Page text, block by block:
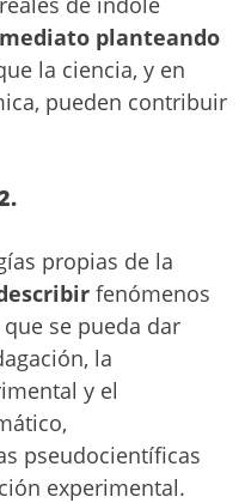
planteando
la ciencia, y en
pueden contribuir
propias de la
fenómenos
se pueda dar
la
y el
pseudocientíficas
experimental.